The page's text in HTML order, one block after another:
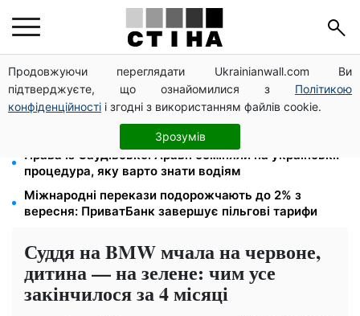
Продовжуючи переглядати Ukrainianwall.com Ви
підтверджуєте, що ознайомилися з Політикою
конфіденційності і згодні з використанням файлів cookie.
Зрозумів
Субсидії скасують, пільги на комуналку відкличуть:
ПФУ перевіряє доходи пенсіонерів у серпні
На Подолі обговорили розвиток реабілітації та
Права із Саудівської Аравії обміняли на українські:
процедура, яку варто знати водіям
Міжнародні перекази подорожчають до 2% з
вересня: ПриватБанк завершує пільгові тарифи
Суддя на BMW мчала на червоне,
дитина — на зелене: чим усе
закінчилося за 4 місяці